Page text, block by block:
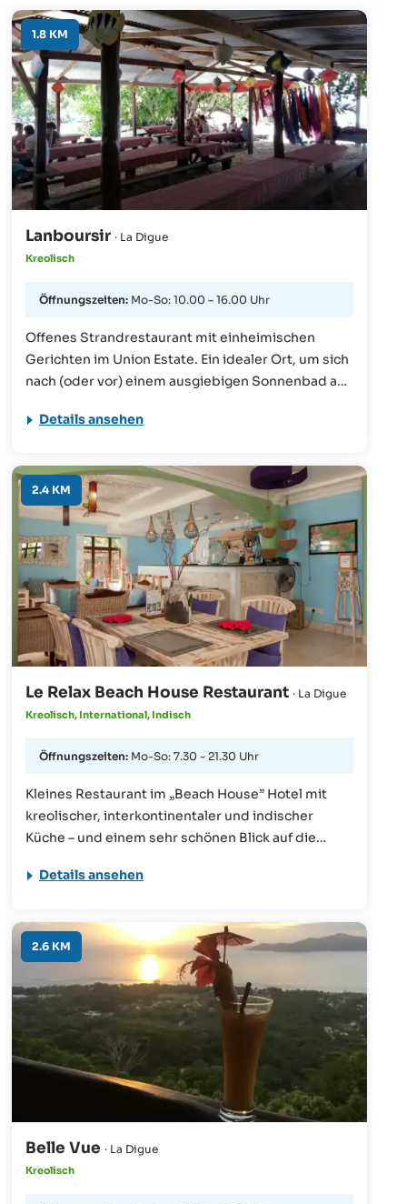
1.8 KM
Lanboursir · La Digue
Kreolisch
Öffnungszeiten: Mo-So: 10.00 – 16.00 Uhr
Offenes Strandrestaurant mit einheimischen
Gerichten im Union Estate. Ein idealer Ort, um sich
nach (oder vor) einem ausgiebigen Sonnenbad an
einem gegrilltem Fisch, einem Salat oder
Und das mit Sand unter den Füßen!
Details ansehen
2.4 KM
Le Relax Beach House Restaurant · La Digue
Kreolisch, International, Indisch
Öffnungszeiten: Mo-So: 7.30 - 21.30 Uhr
Kleines Restaurant im „Beach House” Hotel mit
kreolischer, interkontinentaler und indischer
Küche – und einem sehr schönen Blick auf die
Details ansehen
2.6 KM
Belle Vue · La Digue
Kreolisch